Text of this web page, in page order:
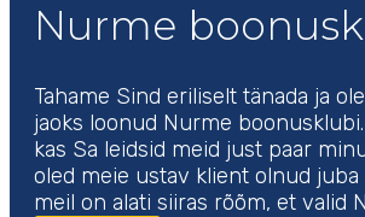
Nurme
Tahame Sind eriliselt tänada ja
jaoks loonud Nurme
kas Sa leidsid meid just paar
oled meie ustav klient olnud juba
meil on alati siiras rõõm, et valid